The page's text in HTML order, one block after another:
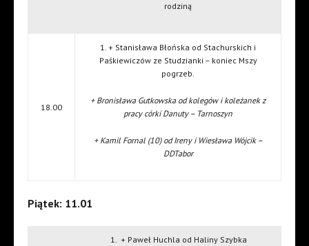
rodziną
18.00
1. + Stanisława Błońska od Stachurskich i
Paśkiewiczów ze Studzianki – koniec Mszy
pogrzeb.
+ Bronisława Gutkowska od kolegów i koleżanek z
pracy córki Danuty – Tarnoszyn
+ Kamil Fornal (10) od Ireny i Wiesława Wójcik –
DDTabor
Piątek: 11.01
1. + Paweł Huchla od Haliny Szybka